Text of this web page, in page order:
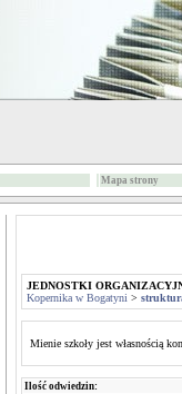
Mapa strony
JEDNOSTKI
Kopernika w Bogatyni >
Mienie szkoły jest własnością
Ilość odwiedzin: